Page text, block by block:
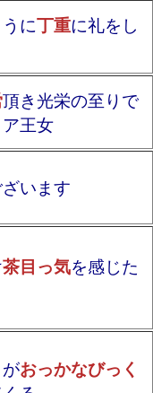
に丁重に礼をし
頂き光栄の至りで
王女
います
茶目っ気を感じた
おっかなびっく